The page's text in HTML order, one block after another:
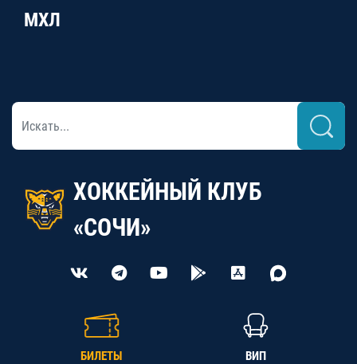
МХЛ
ХОККЕЙНЫЙ КЛУБ
«СОЧИ»
БИЛЕТЫ ВИП